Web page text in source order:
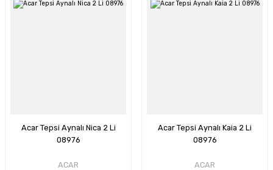
Acar Tepsi Aynalı Nica 2 Li
08976
ACAR
Acar Tepsi Aynalı Kaia 2 Li
08976
ACAR